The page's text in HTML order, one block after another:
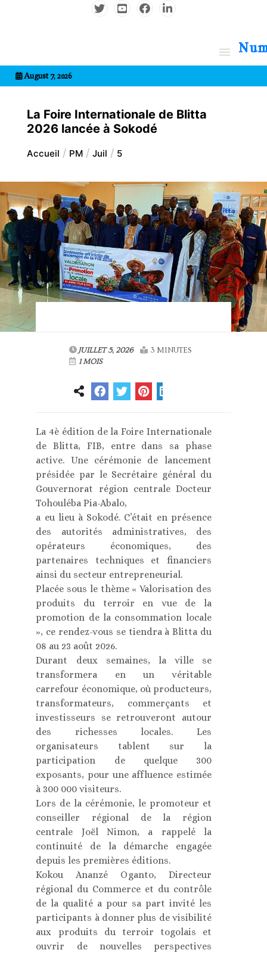
August 7, 2026
La Foire Internationale de Blitta
2026 lancée à Sokodé
Accueil PM Juil 5
JUILLET 5, 2026
3 MINUTES
1 MOIS
La 4è édition de la Foire Internationale
de Blitta, FIB, entre dans sa phase
active. Une cérémonie de lancement
présidée par le Secrétaire général du
Gouvernorat région centrale Docteur
Tohouléba Pia-Abalo,
a eu lieu à Sokodé. C’était en présence
des autorités administratives, des
opérateurs économiques, des
partenaires techniques et financiers
ainsi du secteur entrepreneurial.
Placée sous le thème « Valorisation des
produits du terroir en vue de la
promotion de la consommation locale
», ce rendez-vous se tiendra à Blitta du
08 au 23 août 2026.
Durant deux semaines, la ville se
transformera en un véritable
carrefour économique, où producteurs,
transformateurs, commerçants et
investisseurs se retrouveront autour
des richesses locales. Les
organisateurs tablent sur la
participation de quelque 300
exposants, pour une affluence estimée
à 300 000 visiteurs.
Lors de la cérémonie, le promoteur et
conseiller régional de la région
centrale Joël Nimon, a rappelé la
continuité de la démarche engagée
depuis les premières éditions.
Kokou Ananzé Oganto, Directeur
régional du Commerce et du contrôle
de la qualité a pour sa part invité les
participants à donner plus de visibilité
aux produits du terroir togolais et
ouvrir de nouvelles perspectives